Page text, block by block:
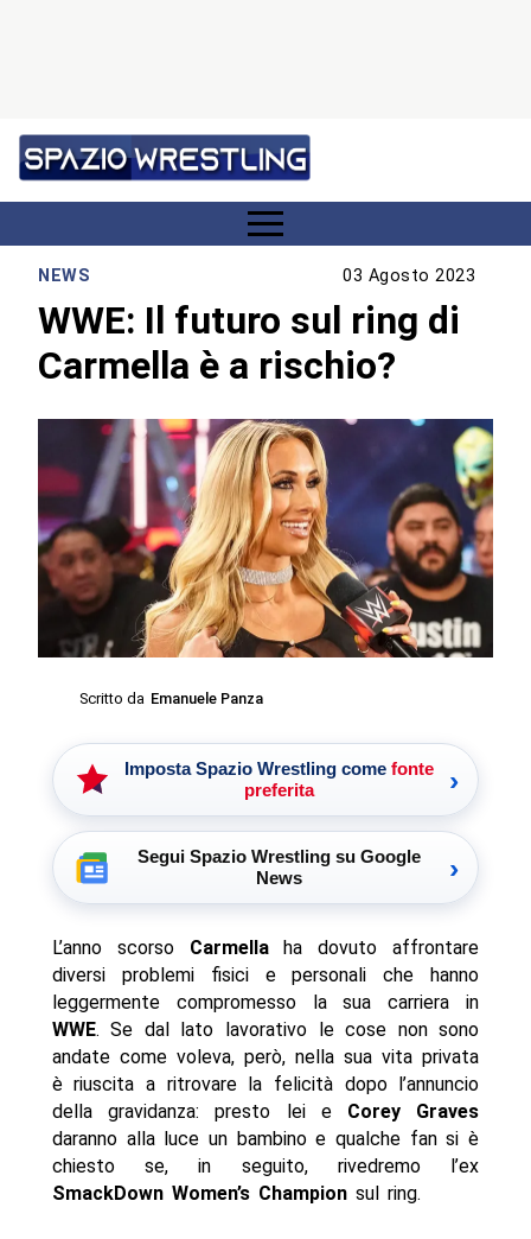
NEWS 03 Agosto 2023
WWE: Il futuro sul ring di
Carmella è a rischio?
Scritto da Emanuele Panza
Imposta Spazio Wrestling come fonte
preferita
›
Segui Spazio Wrestling su Google
News
›
L’anno scorso Carmellaha dovuto affrontare
diversi problemi fisici e personali che hanno
leggermente compromesso la sua carriera in
WWE. Se dal lato lavorativo le cose non sono
andate come voleva, però, nella sua vita privata
è riuscita a ritrovare la felicità dopo l’annuncio
della gravidanza: presto lei e Corey Graves
daranno alla luce un bambino e qualche fan si è
chiesto se, in seguito, rivedremo l’ex
SmackDown Women’s Championsul ring.